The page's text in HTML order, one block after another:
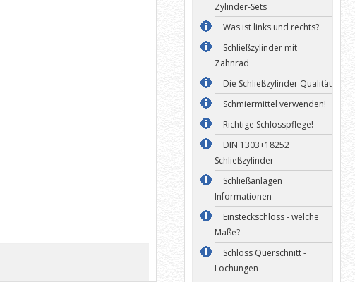
Zylinder-Sets
Was ist links und rechts?
Schließzylinder mit
Zahnrad
Die Schließzylinder Qualität
Schmiermittel verwenden!
Richtige Schlosspflege!
DIN 1303+18252
Schließzylinder
Schließanlagen
Informationen
Einsteckschloss - welche
Maße?
Schloss Querschnitt -
Lochungen